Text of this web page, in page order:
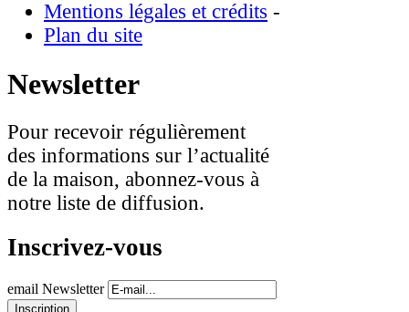
Mentions légales et crédits -
Plan du site
Newsletter
Pour recevoir régulièrement
des informations sur l’actualité
de la maison, abonnez-vous à
notre liste de diffusion.
Inscrivez-vous
email Newsletter